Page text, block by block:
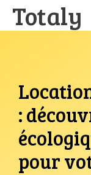
AllerTotaly
:
pour